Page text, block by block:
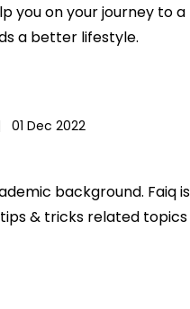
you on your journey to
a better lifestyle.
01 Dec 2022
background. Faiq
& tricks related